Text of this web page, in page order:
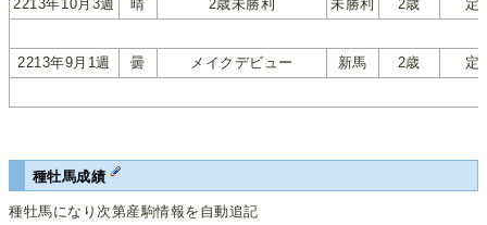
2213年10月3週 晴 2歳未勝利 未勝利 2歳 定
2213年9月1週 曇 メイクデビュー 新馬 2歳 定
種牡馬成績
種牡馬になり次第産駒情報を自動追記